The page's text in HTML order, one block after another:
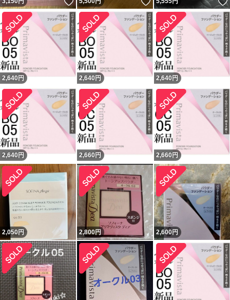
2,640 円 2,640 円 2,640 円
2,640 円 2,660 円 2,660 円
2,050円 2,800円 2,600円